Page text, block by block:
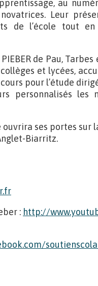
au
Leur
de l’école tout
de Pau,
et lycées,
pour l’étude
personnalisés les
ses portes sur
Biarritz.
: http://